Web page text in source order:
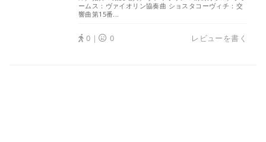
ームス：ヴァイオリン協奏曲 ショスタコーヴィチ：交
響曲第15番...
0｜ 0 レビューを書く